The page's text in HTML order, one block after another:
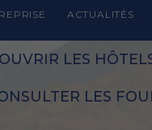
ACTUALITÉS
LES
LES